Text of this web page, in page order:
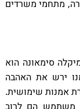
מתחמי משרדים
סימאונה הוא
ירש את האהבה
אמנות שימושית.
משתמש הם לרוב